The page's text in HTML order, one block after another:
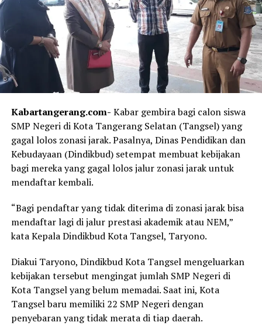
Kabartangerang.com- Kabar gembira bagi calon siswa
SMP Negeri di Kota Tangerang Selatan (Tangsel) yang
gagal lolos zonasi jarak. Pasalnya, Dinas Pendidikan dan
Kebudayaan (Dindikbud) setempat membuat kebijakan
bagi mereka yang gagal lolos jalur zonasi jarak untuk
mendaftar kembali.
“Bagi pendaftar yang tidak diterima di zonasi jarak bisa
mendaftar lagi di jalur prestasi akademik atau NEM,”
kata Kepala Dindikbud Kota Tangsel, Taryono.
Diakui Taryono, Dindikbud Kota Tangsel mengeluarkan
kebijakan tersebut mengingat jumlah SMP Negeri di
Kota Tangsel yang belum memadai. Saat ini, Kota
Tangsel baru memiliki 22 SMP Negeri dengan
penyebaran yang tidak merata di tiap daerah.